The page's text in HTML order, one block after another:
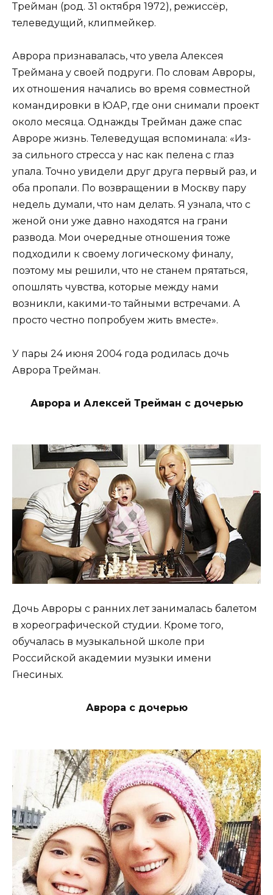
Трейман (род. 31 октября 1972), режиссёр,
телеведущий, клипмейкер.
Аврора признавалась, что увела Алексея
Треймана у своей подруги. По словам Авроры,
их отношения начались во время совместной
командировки в ЮАР, где они снимали проект
около месяца. Однажды Трейман даже спас
Авроре жизнь. Телеведущая вспоминала: «Из-
за сильного стресса у нас как пелена с глаз
упала. Точно увидели друг друга первый раз, и
оба пропали. По возвращении в Москву пару
недель думали, что нам делать. Я узнала, что с
женой они уже давно находятся на грани
развода. Мои очередные отношения тоже
подходили к своему логическому финалу,
поэтому мы решили, что не станем прятаться,
опошлять чувства, которые между нами
возникли, какими-то тайными встречами. А
просто честно попробуем жить вместе».
У пары 24 июня 2004 года родилась дочь
Аврора Трейман.
Аврора и Алексей Трейман с дочерью
Дочь Авроры с ранних лет занималась балетом
в хореографической студии. Кроме того,
обучалась в музыкальной школе при
Российской академии музыки имени
Гнесиных.
Аврора с дочерью